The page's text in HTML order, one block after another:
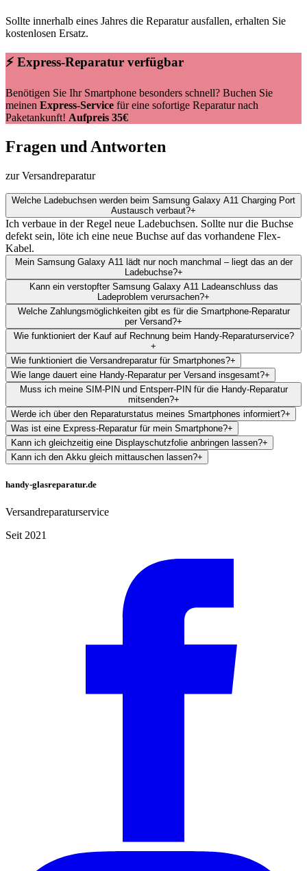
Sollte innerhalb eines Jahres die Reparatur ausfallen, erhalten Sie
kostenlosen Ersatz.
⚡ Express-Reparatur verfügbar
Benötigen Sie Ihr Smartphone besonders schnell? Buchen Sie
meinen Express-Service für eine sofortige Reparatur nach
Paketankunft! Aufpreis 35€
Fragen und Antworten
zur Versandreparatur
Welche Ladebuchsen werden beim Samsung Galaxy A11 Charging Port
Austausch verbaut?+
Ich verbaue in der Regel neue Ladebuchsen. Sollte nur die Buchse
defekt sein, löte ich eine neue Buchse auf das vorhandene Flex-
Kabel.
Mein Samsung Galaxy A11 lädt nur noch manchmal – liegt das an der
Ladebuchse?+
Kann ein verstopfter Samsung Galaxy A11 Ladeanschluss das
Ladeproblem verursachen?+
Welche Zahlungsmöglichkeiten gibt es für die Smartphone-Reparatur
per Versand?+
Wie funktioniert der Kauf auf Rechnung beim Handy-Reparaturservice?
+
Wie funktioniert die Versandreparatur für Smartphones?+
Wie lange dauert eine Handy-Reparatur per Versand insgesamt?+
Muss ich meine SIM-PIN und Entsperr-PIN für die Handy-Reparatur
mitsenden?+
Werde ich über den Reparaturstatus meines Smartphones informiert?+
Was ist eine Express-Reparatur für mein Smartphone?+
Kann ich gleichzeitig eine Displayschutzfolie anbringen lassen?+
Kann ich den Akku gleich mittauschen lassen?+
handy-glasreparatur.de
Versandreparaturservice
Seit 2021